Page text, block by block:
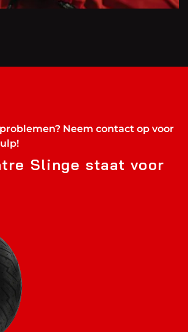
Neem contact op voor
tre Slinge staat voor